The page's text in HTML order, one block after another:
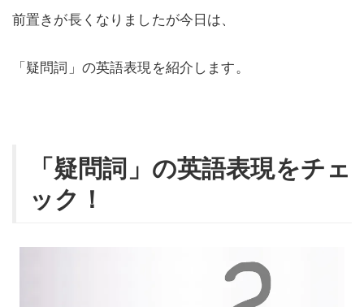
前置きが長くなりましたが今日は、
「疑問詞」の英語表現を紹介します。
「疑問詞」の英語表現をチェ
ック！